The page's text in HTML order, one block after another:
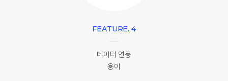
FEATURE. 4
데이터 연동
용이